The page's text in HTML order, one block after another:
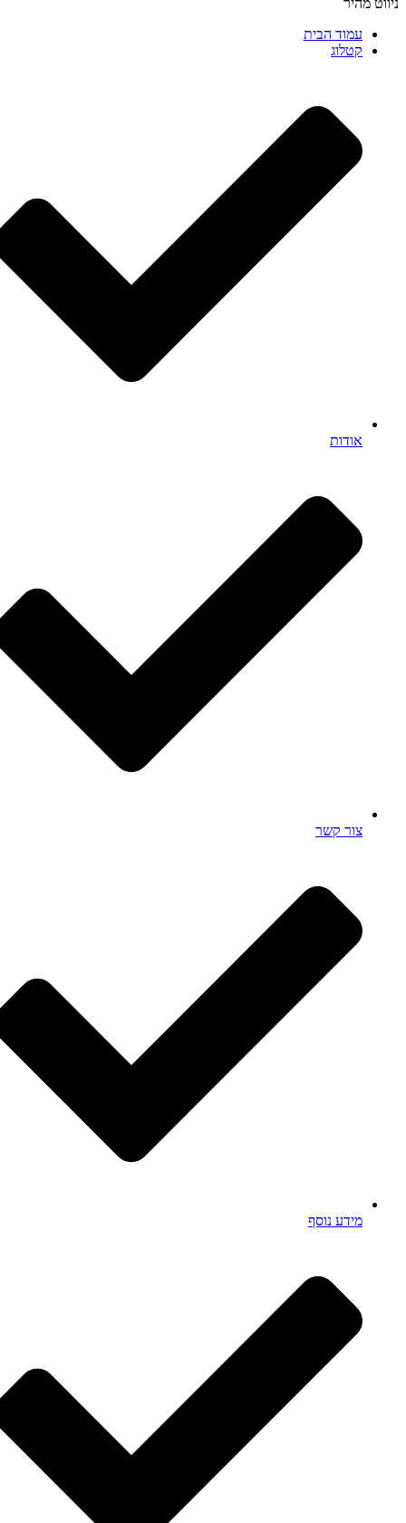
עמוד הבית
קטלוג
אודות
צור קשר
מידע נוסף